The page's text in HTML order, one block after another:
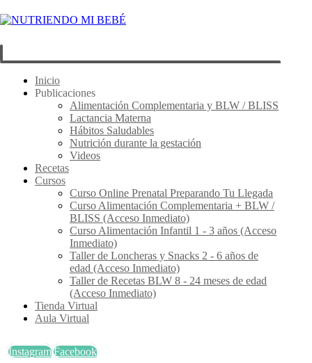
Inicio
Publicaciones
Alimentación Complementaria y BLW / BLISS
Lactancia Materna
Hábitos Saludables
Nutrición durante la gestación
Videos
Recetas
Cursos
Curso Online Prenatal Preparando Tu Llegada
Curso Alimentación Complementaria + BLW /
BLISS (Acceso Inmediato)
Curso Alimentación Infantil 1 - 3 años (Acceso
Inmediato)
Taller de Loncheras y Snacks 2 - 6 años de
edad (Acceso Inmediato)
Taller de Recetas BLW 8 - 24 meses de edad
(Acceso Inmediato)
Tienda Virtual
Aula Virtual
InstagramFacebook